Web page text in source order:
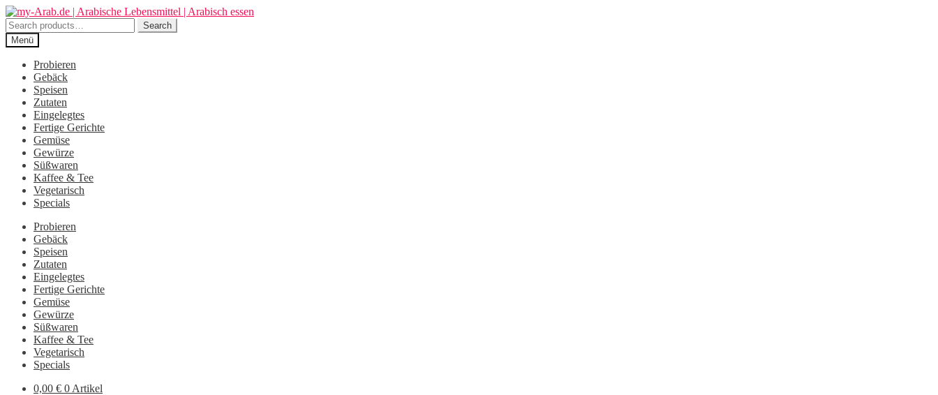
Zur
Navigation
springen
Zum
Inhalt
springen
Search
for:
Search
Menü
Probieren
Gebäck
Speisen
Zutaten
Eingelegtes
Fertige Gerichte
Gemüse
Gewürze
Süßwaren
Kaffee & Tee
Vegetarisch
Specials
Probieren
Gebäck
Speisen
Zutaten
Eingelegtes
Fertige Gerichte
Gemüse
Gewürze
Süßwaren
Kaffee & Tee
Vegetarisch
Specials
0,00 € 0 Artikel